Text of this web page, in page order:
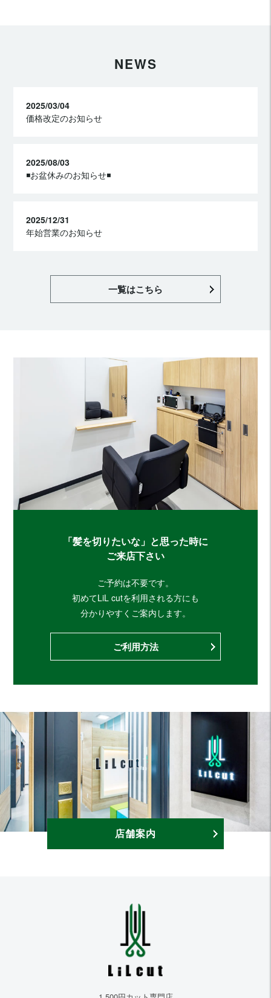
NEWS
2025/03/04
価格改定のお知らせ
2025/08/03
◾️お盆休みのお知らせ◾️
2025/12/31
年始営業のお知らせ
一覧はこちら
「髪を切りたいな」と思った時に
ご来店下さい
ご予約は不要です。
初めてLiL cutを利用される方にも
分かりやすくご案内します。
ご利用方法
店舗案内